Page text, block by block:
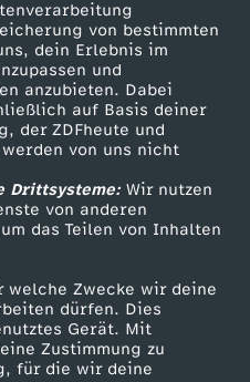
von bestimmten
dein Erlebnis im
und
anzubieten. Dabei
auf Basis deiner
der ZDFheute und
von uns nicht
Drittsysteme:Wir nutzen
von anderen
das Teilen von Inhalten
welche Zwecke wir deine
dürfen. Dies
Gerät. Mit
Zustimmung zu
für die wir deine
Zuschauerservice
Hilfe